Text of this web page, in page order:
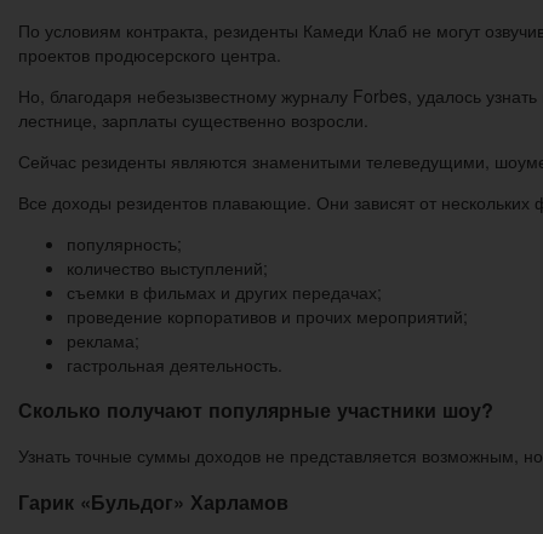
По условиям контракта, резиденты Камеди Клаб не могут
проектов продюсерского центра.
Но, благодаря небезызвестному журналу Forbes, удалось
лестнице, зарплаты существенно возросли.
Сейчас резиденты являются знаменитыми телеведущими,
Все доходы резидентов плавающие. Они зависят от нескольких
популярность;
количество выступлений;
съемки в фильмах и других передачах;
проведение корпоративов и прочих мероприятий;
реклама;
гастрольная деятельность.
Сколько получают популярные участники шоу?
Узнать точные суммы доходов не представляется возможным,
Гарик «Бульдог» Харламов